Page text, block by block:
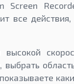
Screen
все
высокой